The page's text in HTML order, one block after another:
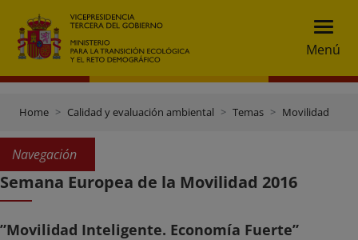
Menú
Home Calidad y evaluación ambiental Temas Movilidad
Navegación
Semana Europea de la Movilidad 2016
”Movilidad Inteligente. Economía Fuerte”